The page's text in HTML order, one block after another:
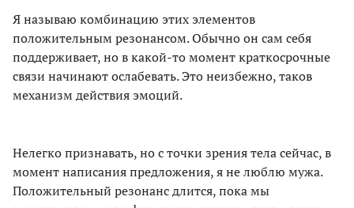
Я называю комбинацию этих элементов
положительным резонансом. Обычно он сам себя
поддерживает, но в какой-то момент краткосрочные
связи начинают ослабевать. Это неизбежно, таков
механизм действия эмоций.
Нелегко признавать, но с точки зрения тела сейчас, в
момент написания предложения, я не люблю мужа.
Положительный резонанс длится, пока мы